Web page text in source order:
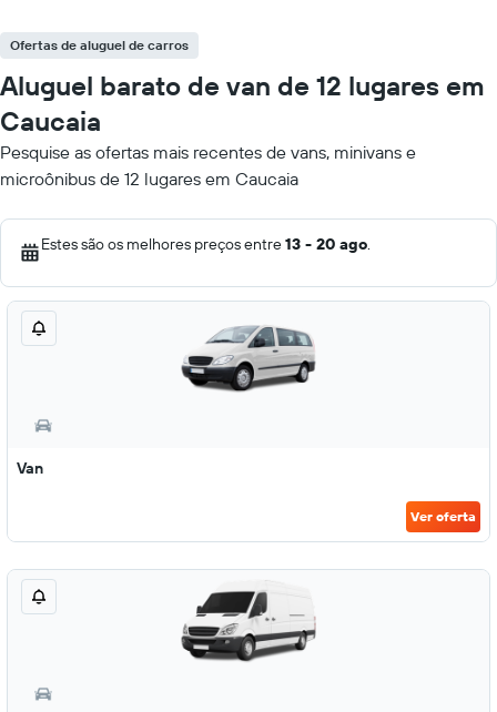
Ofertas de aluguel de carros
Aluguel barato de van de 12 lugares em
Caucaia
Pesquise as ofertas mais recentes de vans, minivans e
microônibus de 12 lugares em Caucaia
Estes são os melhores preços entre13 - 20 ago.
Van
Ver oferta